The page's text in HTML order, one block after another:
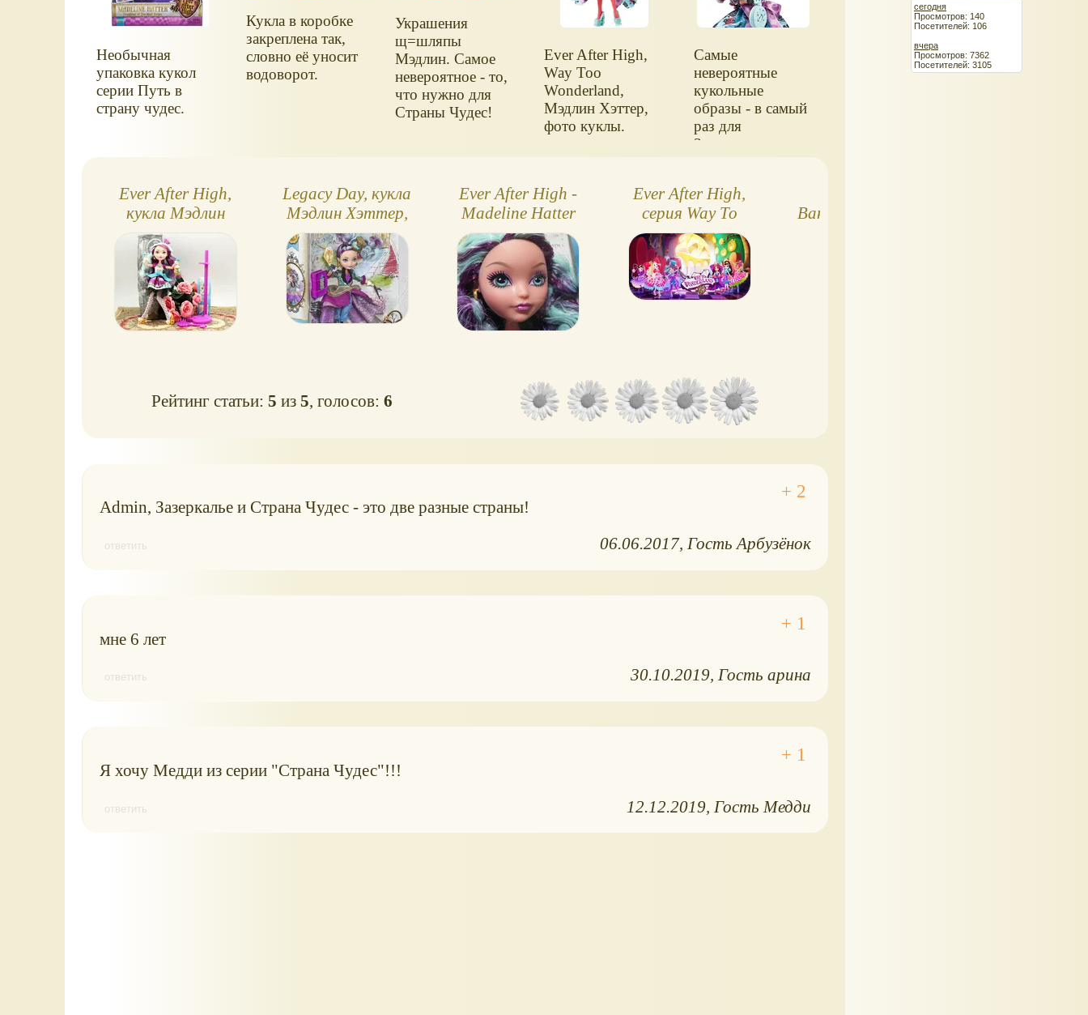
Необычная
упаковка кукол
серии Путь в
страну чудес.
Кукла в коробке
закреплена так,
словно её уносит
водоворот.
Украшения
щ=шляпы
Мэдлин. Самое
невероятное - то,
что нужно для
Страны Чудес!
Ever After High,
Way Too
Wonderland,
Мэдлин Хэттер,
фото куклы.
Самые
невероятные
кукольные
образы - в самый
раз для
Зазеркалья,
Ever After High,
кукла Мэдлин
Хэттер
Legacy Day, кукла
Мэдлин Хэттер,
Ever After High
Ever After High -
Madeline Hatter
Ever After High,
серия Way То
Wonderland
Вандерлэнд, Эвер
Рейтинг статьи:5 из5, голосов:6
Admin, Зазеркалье и Страна Чудес - это две разные страны!
ответить 06.06.2017 Гость Арбузёнок
мне 6 лет
ответить 30.10.2019 Гость арина
Я хочу Медди из серии "Страна Чудес"!!!
ответить 12.12.2019 Гость Медди
сегодня
Просмотров: 140
Посетителей: 106
вчера
Просмотров: 7362
Посетителей: 3105